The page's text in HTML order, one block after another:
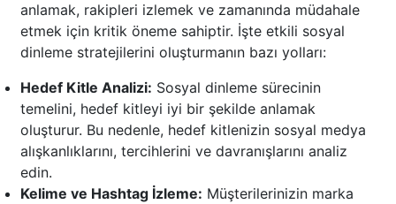
anlamak, rakipleri izlemek ve zamanında müdahale
etmek için kritik öneme sahiptir. İşte etkili sosyal
dinleme stratejilerini oluşturmanın bazı yolları:
Hedef Kitle Analizi: Sosyal dinleme sürecinin
temelini, hedef kitleyi iyi bir şekilde anlamak
oluşturur. Bu nedenle, hedef kitlenizin sosyal medya
alışkanlıklarını, tercihlerini ve davranışlarını analiz
edin.
Kelime ve Hashtag İzleme: Müşterilerinizin marka